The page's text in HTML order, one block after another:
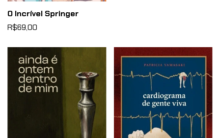
O Incrível Springer
R$69,00